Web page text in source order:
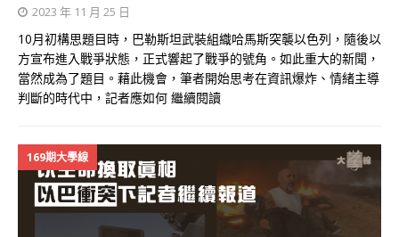
2023 年 11 月 25 日
10月初構思題目時，巴勒斯坦武裝組織哈馬斯突襲以色列，隨後以
方宣布進入戰爭狀態，正式響起了戰爭的號角。如此重大的新聞，
當然成為了題目。藉此機會，筆者開始思考在資訊爆炸、情緒主導
判斷的時代中，記者應如何 繼續閱讀
169期大學線